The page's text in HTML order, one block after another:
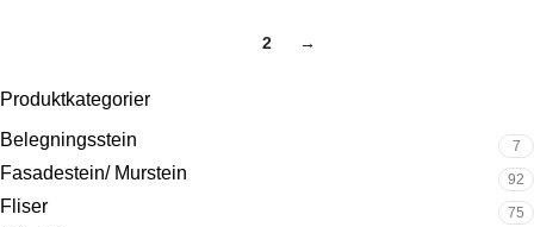
Produktkategorier
Belegningsstein
7
Fasadestein/ Murstein 92
Fliser 75
2 →